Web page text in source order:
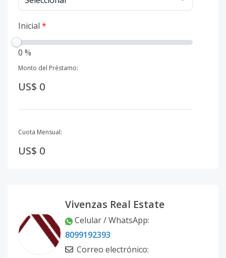
Inicial *
0 %
Monto del Préstamo:
US$ 0
Cuota Mensual:
US$ 0
Vivenzas Real Estate
Celular / WhatsApp:
8099192393
Correo electrónico: